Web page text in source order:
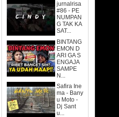
jurnalrisa
#86 - PE
NUMPAN
G TAK KA
SAT...
BINTANG
EMON D
ARI GA S
ENGAJA
SAMPE
N...
Safira Ine
ma - Bany
u Moto -
Dj Sant
u...